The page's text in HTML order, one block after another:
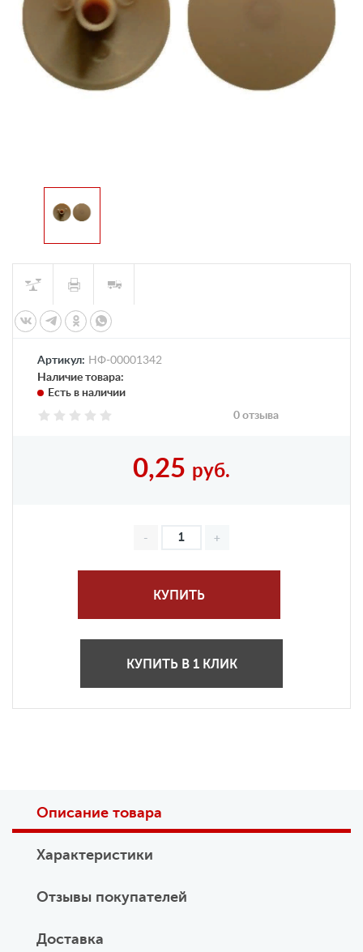
Артикул: НФ-00001342
Наличие товара:
Есть в наличии
0 отзыва
0,25 руб.
КУПИТЬ
КУПИТЬ В 1 КЛИК
Описание товара
Характеристики
Отзывы покупателей
Доставка